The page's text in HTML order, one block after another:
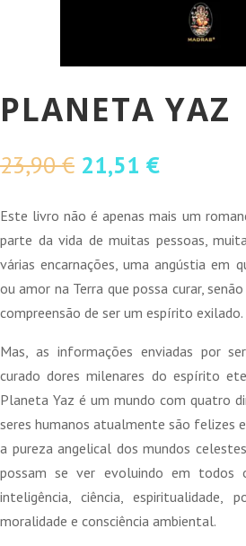
PLANETA YAZ
23,90€ O
original
era:
23,90 €.
21,51 €O
atual
é:
21,51 €.
Este livro não é apenas mais um
parte da vida de muitas pessoas,
várias encarnações, uma angústia em
ou amor na Terra que possa curar,
compreensão de ser um espírito exilado.
Mas, as informações enviadas por
curado dores milenares do espírito
Planeta Yaz é um mundo com quatro
seres humanos atualmente são felizes
a pureza angelical dos mundos
possam se ver evoluindo em todos
inteligência, ciência, espiritualidade,
moralidade e consciência ambiental.